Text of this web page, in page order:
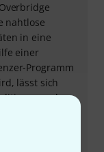
nahtlose
in eine
einer
Programm
lässt sich
und
möglich. Im